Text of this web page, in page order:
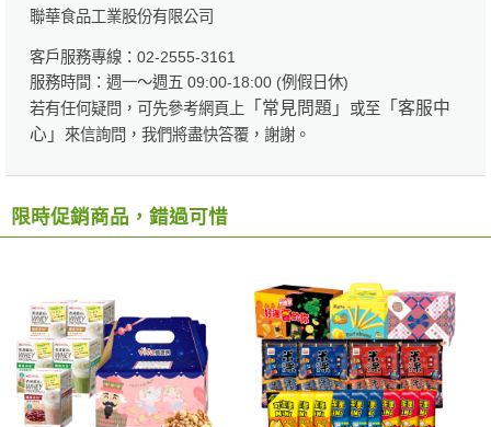
聯華食品工業股份有限公司
客戶服務專線：02-2555-3161
服務時間：週一～週五 09:00-18:00 (例假日休)
若有任何疑問，可先參考網頁上 「常見問題」 或至 「客服中
心」
來信詢問，我們將盡快答覆，謝謝。
限時促銷商品，錯過可惜